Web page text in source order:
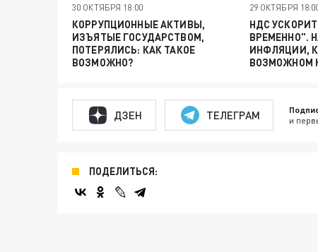
30 ОКТЯБРЯ 18:00
КОРРУПЦИОННЫЕ АКТИВЫ,
ИЗЪЯТЫЕ ГОСУДАРСТВОМ,
ПОТЕРЯЛИСЬ: КАК ТАКОЕ
ВОЗМОЖНО?
29 ОКТЯБРЯ
НДС
ВРЕМЕННО".
ИНФЛЯЦИИ,
ВОЗМОЖНОМ
ДЗЕН ТЕЛЕГРАМ и
ПОДЕЛИТЬСЯ: